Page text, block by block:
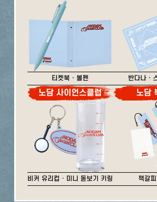
티켓북 · 볼펜 반다나 ·
노담 사이언스클럽
비커 유리컵 · 미니 돋보기 키링
노담
책갈